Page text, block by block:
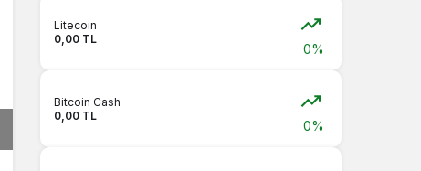
Litecoin
0,00 TL
0%
Bitcoin Cash
0,00 TL
0%